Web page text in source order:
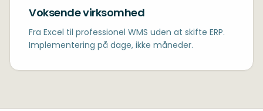
Voksende virksomhed
Fra Excel til professionel WMS uden at skifte ERP.
Implementering på dage, ikke måneder.